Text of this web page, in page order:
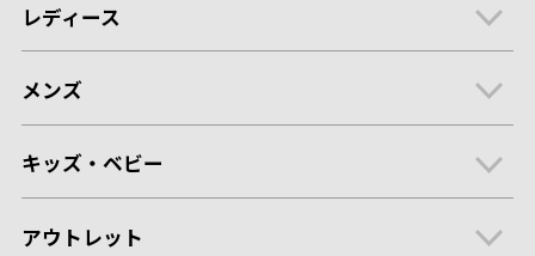
レディース
メンズ
キッズ・ベビー
アウトレット